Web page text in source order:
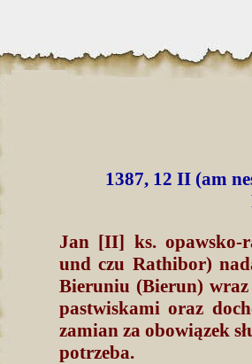
1387, 12 II (am
Jan [II] ks. opawsko-
und czu Rathibor)
Bieruniu (Bierun) wraz
pastwiskami oraz
zamian za obowiązek
potrzeba.